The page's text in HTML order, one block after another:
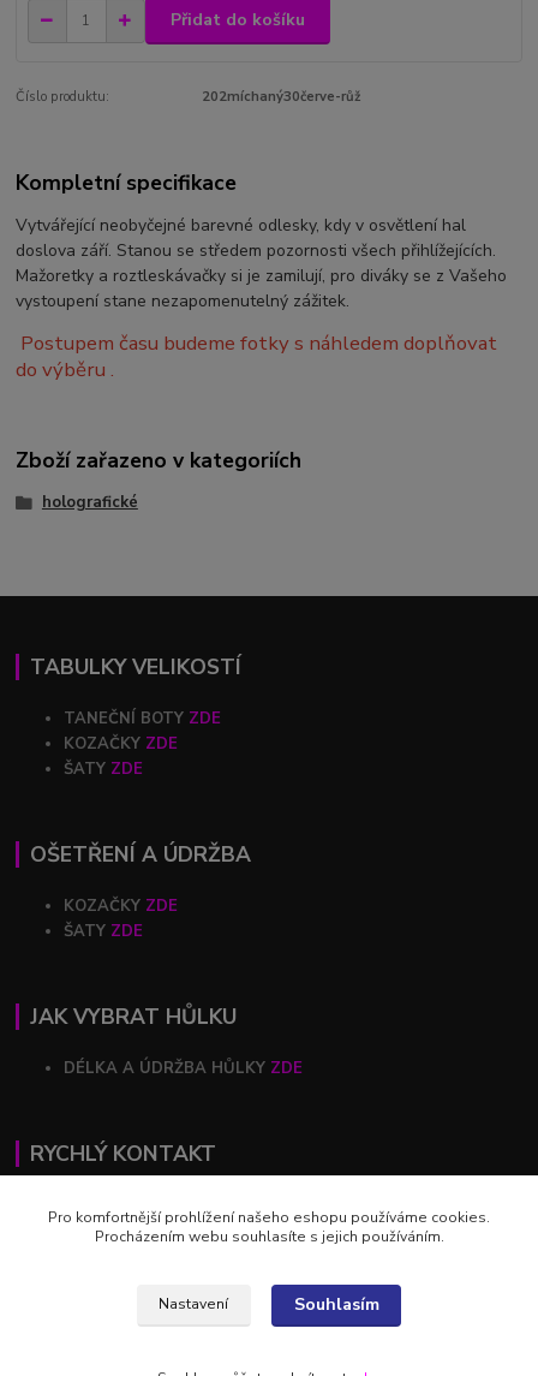
Přidat do košíku
Číslo produktu: 202míchaný30červe-růž
Kompletní specifikace
Vytvářející neobyčejné barevné odlesky, kdy v osvětlení hal
doslova září. Stanou se středem pozornosti všech přihlížejících.
Mažoretky a roztleskávačky si je zamilují, pro diváky se z Vašeho
vystoupení stane nezapomenutelný zážitek.
Postupem času budeme fotky s náhledem doplňovat
do výběru .
Zboží zařazeno v kategoriích
holografické
TABULKY VELIKOSTÍ
TANEČNÍ BOTY ZDE
KOZAČKY ZDE
ŠATY ZDE
OŠETŘENÍ A ÚDRŽBA
KOZAČKY ZDE
ŠATY ZDE
JAK VYBRAT HŮLKU
DÉLKA A ÚDRŽBA HŮLKY ZDE
RYCHLÝ KONTAKT
+420 602 446 844
Pro komfortnější prohlížení našeho eshopu používáme cookies.
Procházením webu souhlasíte s jejich používáním.
Nastavení Souhlasím